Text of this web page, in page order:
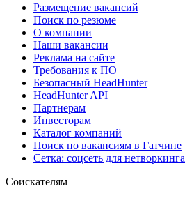
Размещение вакансий
Поиск по резюме
О компании
Наши вакансии
Реклама на сайте
Требования к ПО
Безопасный HeadHunter
HeadHunter API
Партнерам
Инвесторам
Каталог компаний
Поиск по вакансиям в Гатчине
Сетка: соцсеть для нетворкинга
Соискателям